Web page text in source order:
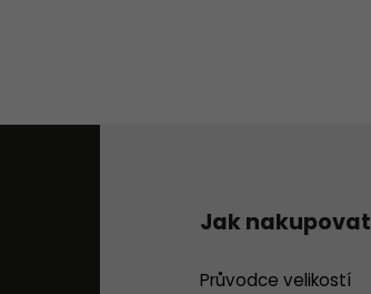
Jak nakupovat
Průvodce velikostí